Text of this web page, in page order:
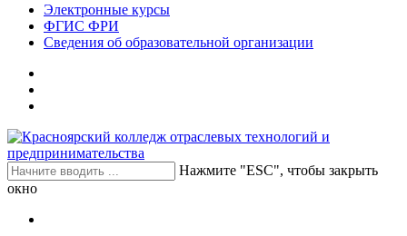
Электронные курсы
ФГИС ФРИ
Сведения об образовательной организации
Нажмите "ESC", чтобы закрыть
окно